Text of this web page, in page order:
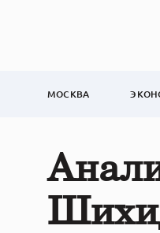
МОСКВА